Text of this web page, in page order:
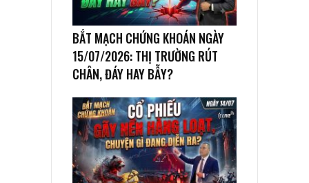
BẮT MẠCH CHỨNG KHOÁN NGÀY
15/07/2026: THỊ TRƯỜNG RÚT
CHÂN, ĐÁY HAY BẪY?